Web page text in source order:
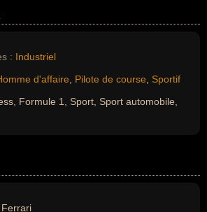
: Industriel
d'affaire Pilote de course
Sportif
Formule 1, Sport, Sport automobile,
Ferrari